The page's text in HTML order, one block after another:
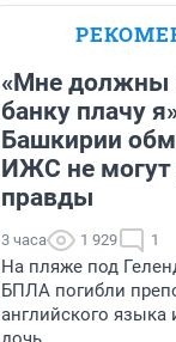
«Мне должны
банку плачу
Башкирии
ИЖС не могут
правды
3 часа 1 929 1
На пляже под
БПЛА погибли
английского языка